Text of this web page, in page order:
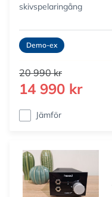
skivspelaringång
Demo-ex
20 990 kr
14 990 kr
Jämför